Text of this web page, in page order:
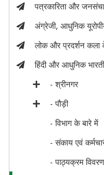
पत्रकारिता और
अंग्रेजी, आधुनिक
लोक और प्रदर्शन कला
हिंदी और आधुनिक
- श्रीनगर
- पौड़ी
- विभाग के बारे में
- संकाय एवं
- पाठ्यक्रम विवरण